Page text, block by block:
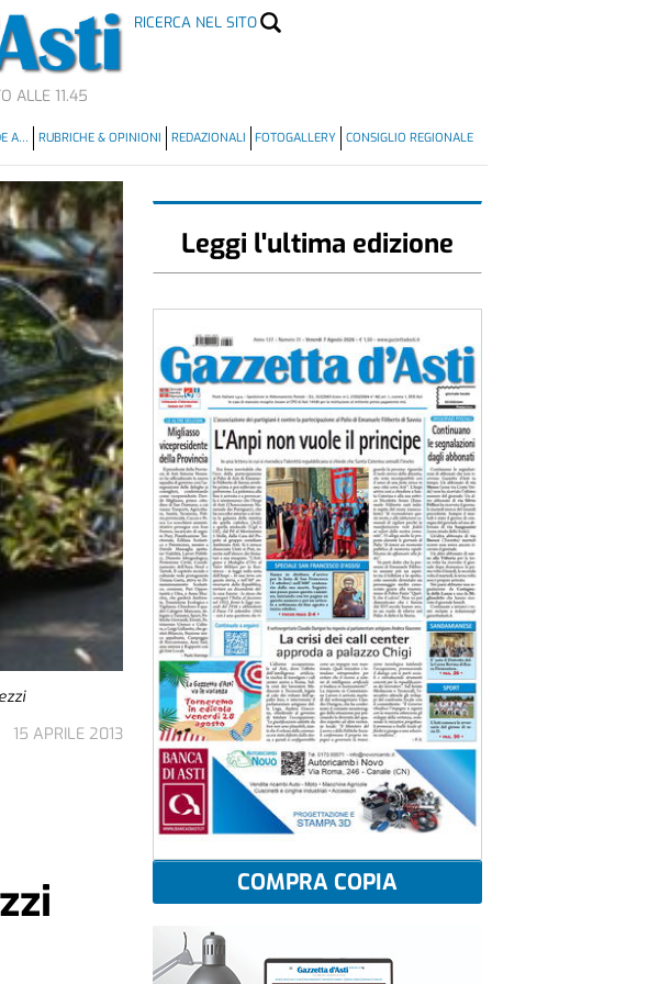
RICERCA NEL SITO
ALLE 11.45
A… RUBRICHE & OPINIONI REDAZIONALI FOTOGALLERY CONSIGLIO REGIONALE
15 APRILE 2013
Leggi l'ultima edizione
COMPRA COPIA